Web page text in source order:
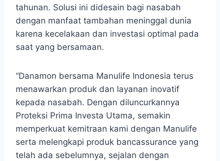
tahunan. Solusi ini didesain bagi nasabah
dengan manfaat tambahan meninggal dunia
karena kecelakaan dan investasi optimal pada
saat yang bersamaan.
“Danamon bersama Manulife Indonesia terus
menawarkan produk dan layanan inovatif
kepada nasabah. Dengan diluncurkannya
Proteksi Prima Investa Utama, semakin
memperkuat kemitraan kami dengan Manulife
serta melengkapi produk bancassurance yang
telah ada sebelumnya, sejalan dengan